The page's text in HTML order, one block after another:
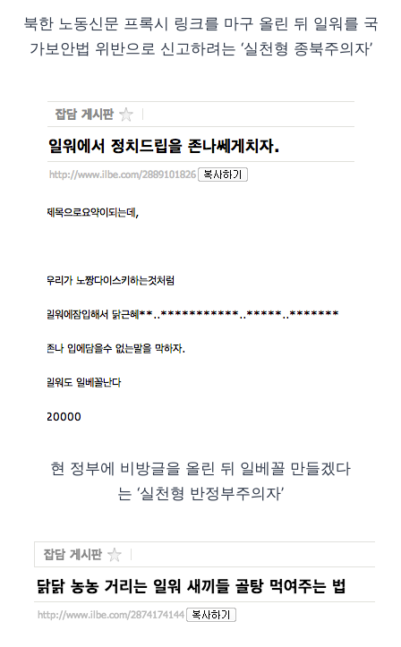
북한 노동신문 프록시 링크를 마구 올린 뒤 일워를 국
가보안법 위반으로 신고하려는 ‘실천형 종북주의자’
현 정부에 비방글을 올린 뒤 일베꼴 만들겠다
는 ‘실천형 반정부주의자’